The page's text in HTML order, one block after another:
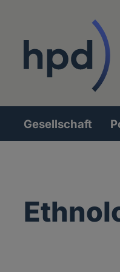
Gesellschaft